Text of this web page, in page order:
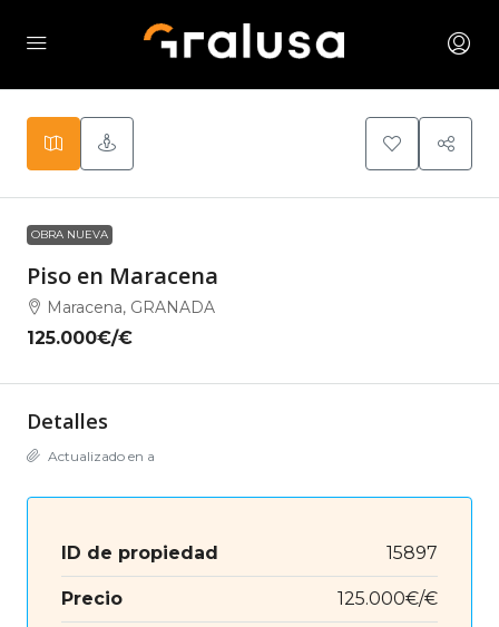
OBRA NUEVA
Piso en Maracena
Maracena, GRANADA
125.000€/€
Detalles
Actualizado en a
ID de propiedad 15897
Precio 125.000€/€